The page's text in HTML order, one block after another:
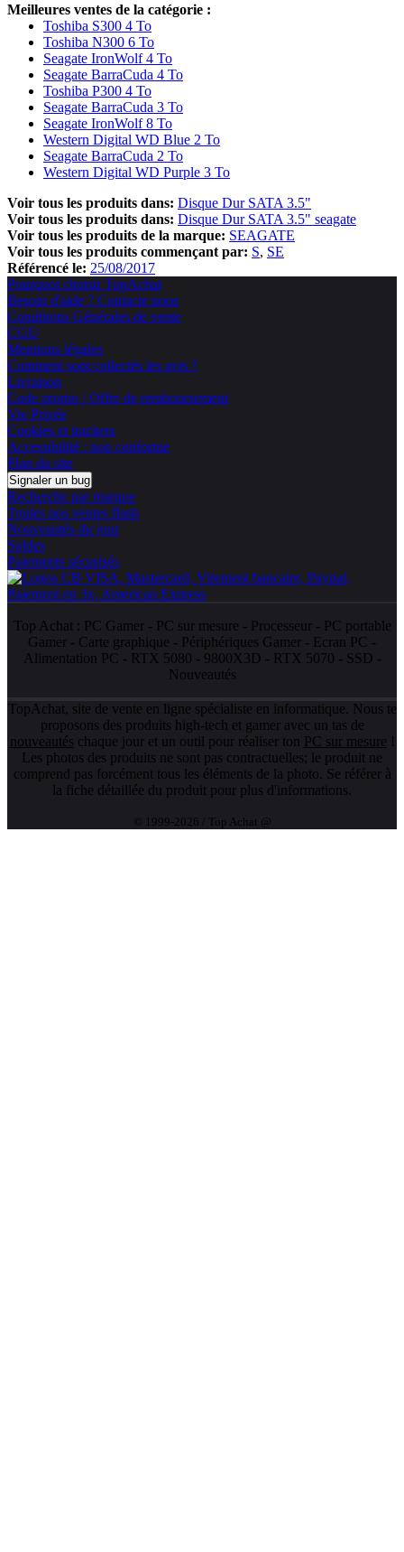
Meilleures ventes de la catégorie :
Toshiba S300 4 To
Toshiba N300 6 To
Seagate IronWolf 4 To
Seagate BarraCuda 4 To
Toshiba P300 4 To
Seagate BarraCuda 3 To
Seagate IronWolf 8 To
Western Digital WD Blue 2 To
Seagate BarraCuda 2 To
Western Digital WD Purple 3 To
Voir tous les produits dans: Disque Dur SATA 3.5"
Voir tous les produits dans: Disque Dur SATA 3.5" seagate
Voir tous les produits de la marque: SEAGATE
Voir tous les produits commençant par: S SE
Référencé le: 25/08/2017
Pourquoi choisir TopAchat
Besoin d'aide ? Contacte nous
Conditions Générales de vente
CGU
Mentions légales
Comment sont collectés les avis ?
Livraison
Code promo / Offre de remboursement
Vie Privée
Cookies et trackers
Accessibilité : non conforme
Plan du site
Signaler un bug
Recherche par marque
Toutes nos ventes flash
Nouveautés du jour
Soldes
Paiements sécurisés
Top Achat : PC Gamer- PC sur mesure - Processeur- PC portable
Gamer - Carte graphique - Périphériques Gamer - Ecran PC -
Alimentation PC - RTX 5080 - 9800X3D - RTX 5070 - SSD -
Nouveautés
TopAchat, site de vente en ligne spécialiste en informatique. Nous te
proposons des produits high-tech et gamer avec un tas de
nouveautés chaque jour et un outil pour réaliser ton PC sur mesure !
Les photos des produits ne sont pas contractuelles; le produit ne
comprend pas forcément tous les éléments de la photo. Se référer à
la fiche détaillée du produit pour plus d'informations.
© 1999-2026 / Top Achat @